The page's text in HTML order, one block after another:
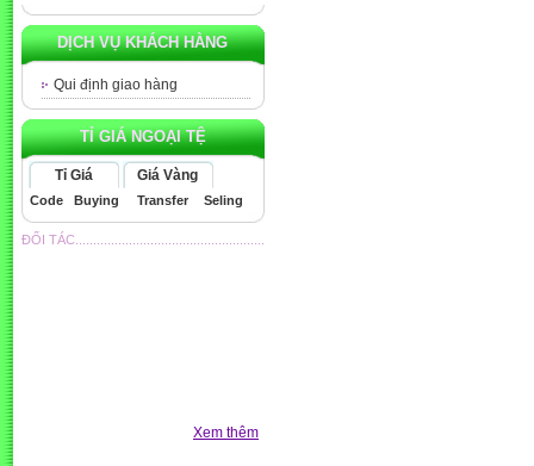
DỊCH VỤ KHÁCH HÀNG
Qui định giao hàng
TỈ GIÁ NGOẠI TỆ
Tỉ Giá Giá Vàng
Code Buying Transfer Seling
ĐỐI TÁC.....................................................
Xem thêm